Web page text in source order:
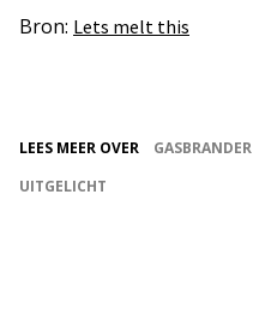
Bron: Lets melt this
LEES MEER OVER GASBRANDER
UITGELICHT